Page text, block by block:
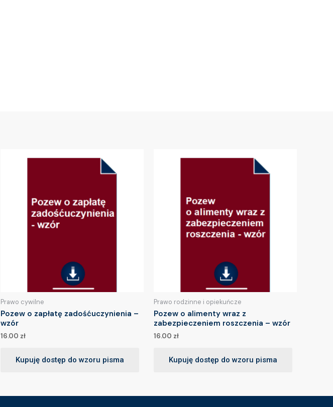
Prawo cywilne
Pozew o zapłatę zadośćuczynienia –
wzór
16.00 zł
Kupuję dostęp do wzoru pisma
Prawo rodzinne i opiekuńcze
Pozew o alimenty wraz z
zabezpieczeniem roszczenia – wzór
16.00 zł
Kupuję dostęp do wzoru pisma